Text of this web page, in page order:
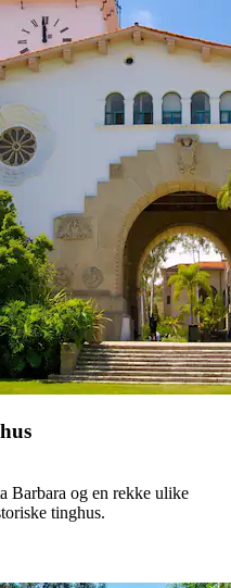
Barbara og en rekke ulike
tinghus.